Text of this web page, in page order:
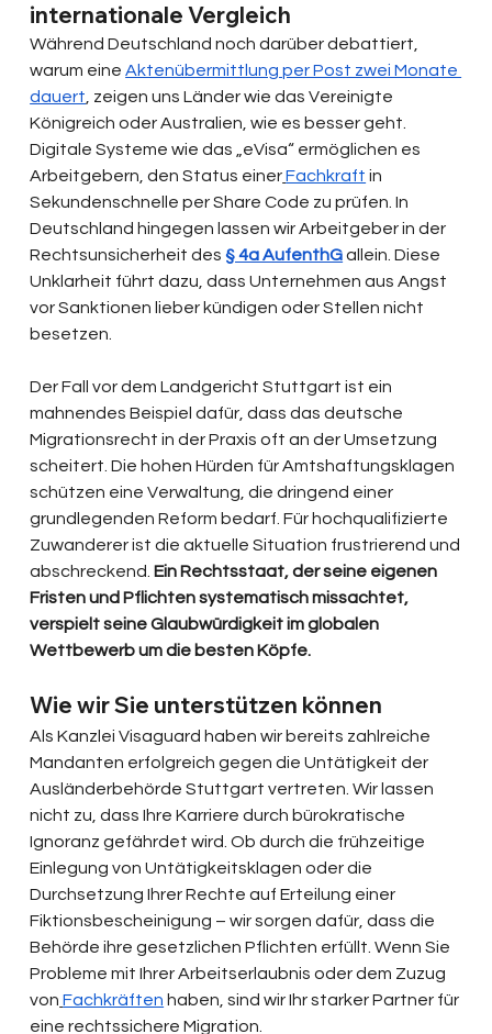
internationale Vergleich
Während Deutschland noch darüber debattiert,
warum eine Aktenübermittlung per Post zwei Monate
dauert , zeigen uns Länder wie das Vereinigte
Königreich oder Australien, wie es besser geht.
Digitale Systeme wie das „eVisa“ ermöglichen es
Arbeitgebern, den Status einerFachkraft in
Sekundenschnelle per Share Code zu prüfen. In
Deutschland hingegen lassen wir Arbeitgeber in der
Rechtsunsicherheit des § 4a AufenthG allein. Diese
Unklarheit führt dazu, dass Unternehmen aus Angst
vor Sanktionen lieber kündigen oder Stellen nicht
besetzen.
Der Fall vor dem Landgericht Stuttgart ist ein
mahnendes Beispiel dafür, dass das deutsche
Migrationsrecht in der Praxis oft an der Umsetzung
scheitert. Die hohen Hürden für Amtshaftungsklagen
schützen eine Verwaltung, die dringend einer
grundlegenden Reform bedarf. Für hochqualifizierte
Zuwanderer ist die aktuelle Situation frustrierend und
abschreckend. Ein Rechtsstaat, der seine eigenen
Fristen und Pflichten systematisch missachtet,
verspielt seine Glaubwürdigkeit im globalen
Wettbewerb um die besten Köpfe.
Wie wir Sie unterstützen können
Als Kanzlei Visaguard haben wir bereits zahlreiche
Mandanten erfolgreich gegen die Untätigkeit der
Ausländerbehörde Stuttgart vertreten. Wir lassen
nicht zu, dass Ihre Karriere durch bürokratische
Ignoranz gefährdet wird. Ob durch die frühzeitige
Einlegung von Untätigkeitsklagen oder die
Durchsetzung Ihrer Rechte auf Erteilung einer
Fiktionsbescheinigung – wir sorgen dafür, dass die
Behörde ihre gesetzlichen Pflichten erfüllt. Wenn Sie
Probleme mit Ihrer Arbeitserlaubnis oder dem Zuzug
von Fachkräften haben, sind wir Ihr starker Partner für
eine rechtssichere Migration.